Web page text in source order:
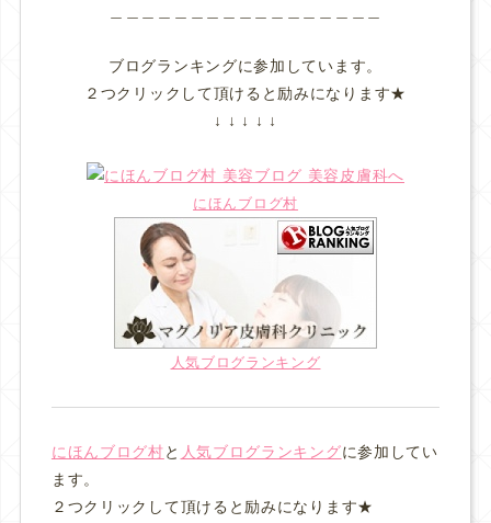
ブログランキングに参加しています。
２つクリックして頂けると励みになります★
↓ ↓ ↓ ↓ ↓
にほんブログ村
人気ブログランキング
にほんブログ村と 人気ブログランキングに参加してい
ます。
２つクリックして頂けると励みになります★